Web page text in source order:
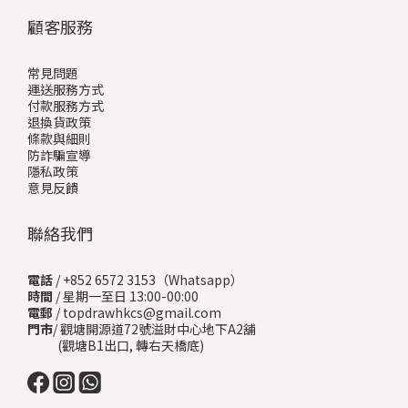
顧客服務
常見問題
運送服務方式
付款服務方式
退換貨政策
條款與細則
防詐騙宣導
隱私政策
意見反饋
聯絡我們
電話 / +852 6572 3153（Whatsapp）
時間 / 星期一至日 13:00-00:00
電郵 / topdrawhkcs@gmail.com
門市/ 觀塘開源道72號溢財中心地下A2舖
(觀塘B1出口, 轉右天橋底)